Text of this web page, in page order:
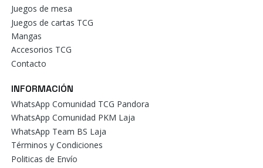
Juegos de mesa
Juegos de cartas TCG
Mangas
Accesorios TCG
Contacto
INFORMACIÓN
WhatsApp Comunidad TCG Pandora
WhatsApp Comunidad PKM Laja
WhatsApp Team BS Laja
Términos y Condiciones
Politicas de Envío